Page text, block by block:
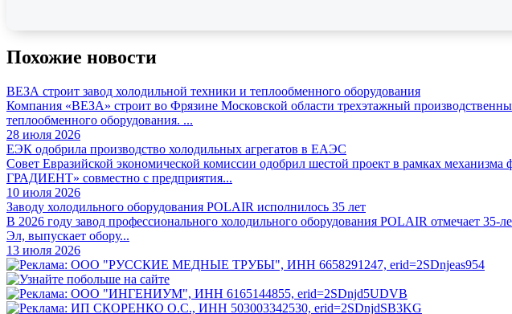
Похожие новости
ВЕЗА строит завод холодильной техники и теплообменного оборудования
Компания «ВЕЗА» строит во Фрязине Московской области трехэтажный
теплообменного оборудования. ...
28 июля 2026
ЕЭК одобрила производство холодильных агрегатов в ЕАЭС
Совет Евразийской экономической комиссии одобрил шестой проект в рамках
ГРАДИЕНТ» совместно с предприятия...
10 июля 2026
Заводу холодильного оборудования POLAIR исполнилось 35 лет
В 2026 году завод профессионального холодильного оборудования POLAIR отмечает
Эл, выпускает обору...
13 июля 2026